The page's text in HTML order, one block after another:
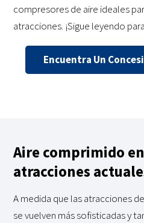
compresores de aire ideales
atracciones. ¡Sigue leyendo
Encuentra Un
Aire comprimido
atracciones
A medida que las atracciones
se vuelven más sofisticadas y